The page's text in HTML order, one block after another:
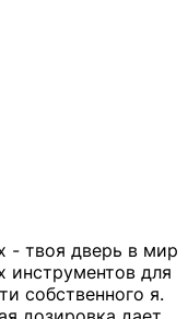
- твоя дверь в мир
инструментов для
собственного я.